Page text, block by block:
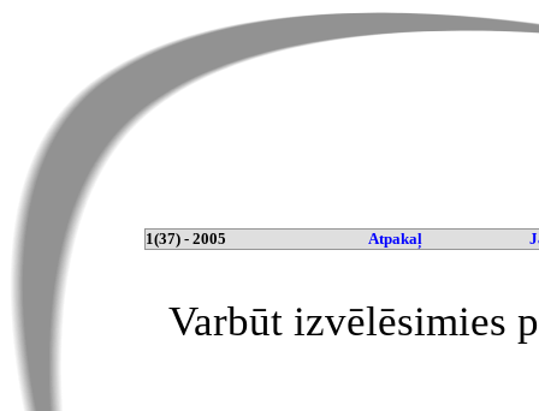
1(37) - 2005 Atpakaļ
Varbūt izvēlēsimies